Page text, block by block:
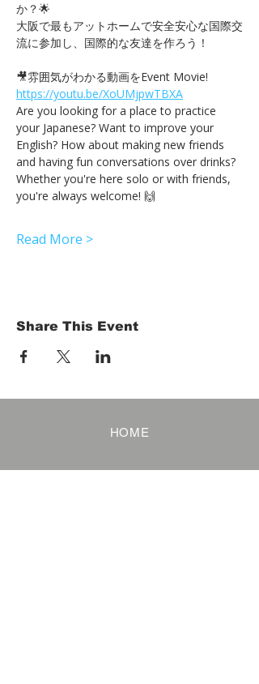
か？🌟
大阪で最もアットホームで安全安心な国際交
流に参加し、国際的な友達を作ろう！
🎥雰囲気がわかる動画をEvent Movie!
https://youtu.be/XoUMjpwTBXA
Are you looking for a place to practice
your Japanese? Want to improve your
English? How about making new friends
and having fun conversations over drinks?
Whether you're here solo or with friends,
you're always welcome! 🙌
Read More >
Share This Event
HOME
Term of Service